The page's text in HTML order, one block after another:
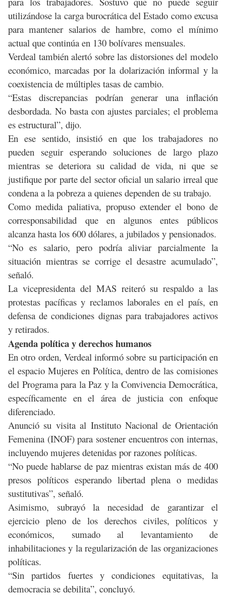
utilizándose la carga burocrática del Estado como excusa
para mantener salarios de hambre, como el mínimo
actual que continúa en 130 bolívares mensuales.
Verdeal también alertó sobre las distorsiones del modelo
económico, marcadas por la dolarización informal y la
coexistencia de múltiples tasas de cambio.
“Estas discrepancias podrían generar una inflación
desbordada. No basta con ajustes parciales; el problema
es estructural”, dijo.
En ese sentido, insistió en que los trabajadores no
pueden seguir esperando soluciones de largo plazo
mientras se deteriora su calidad de vida, ni que se
justifique por parte del sector oficial un salario irreal que
condena a la pobreza a quienes dependen de su trabajo.
Como medida paliativa, propuso extender el bono de
corresponsabilidad que en algunos entes públicos
alcanza hasta los 600 dólares, a jubilados y pensionados.
“No es salario, pero podría aliviar parcialmente la
situación mientras se corrige el desastre acumulado”,
señaló.
La vicepresidenta del MAS reiteró su respaldo a las
protestas pacíficas y reclamos laborales en el país, en
defensa de condiciones dignas para trabajadores activos
y retirados.
Agenda política y derechos humanos
En otro orden, Verdeal informó sobre su participación en
el espacio Mujeres en Política, dentro de las comisiones
del Programa para la Paz y la Convivencia Democrática,
específicamente en el área de justicia con enfoque
diferenciado.
Anunció su visita al Instituto Nacional de Orientación
Femenina (INOF) para sostener encuentros con internas,
incluyendo mujeres detenidas por razones políticas.
“No puede hablarse de paz mientras existan más de 400
presos políticos esperando libertad plena o medidas
sustitutivas”, señaló.
Asimismo, subrayó la necesidad de garantizar el
ejercicio pleno de los derechos civiles, políticos y
económicos, sumado al levantamiento de
inhabilitaciones y la regularización de las organizaciones
políticas.
“Sin partidos fuertes y condiciones equitativas, la
democracia se debilita”, concluyó.